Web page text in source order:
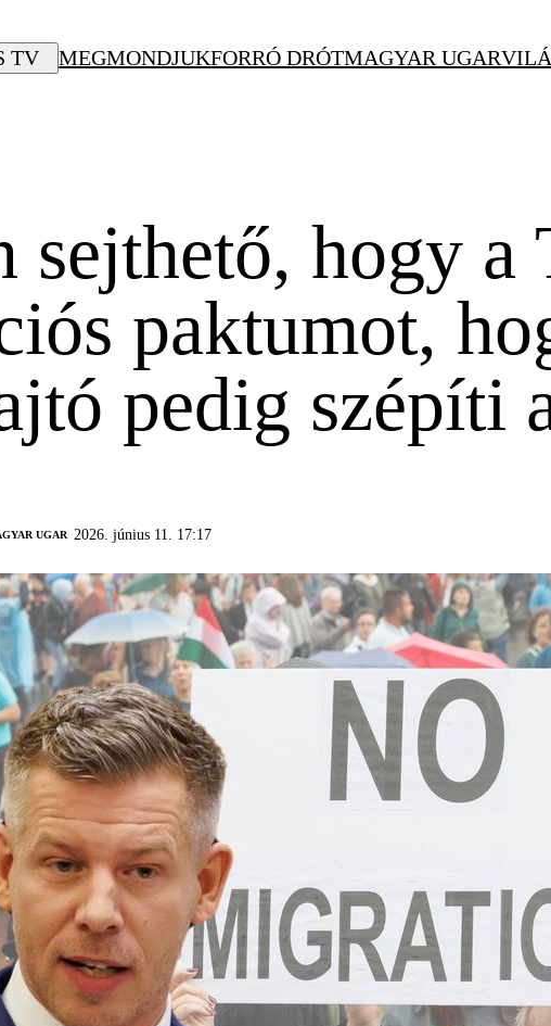
TV MEGMONDJUKFORRÓ DRÓTMAGYAR UGAR
sejthető, hogy
paktumot,
pedig szépíti
UGAR 2026. június 11. 17:17